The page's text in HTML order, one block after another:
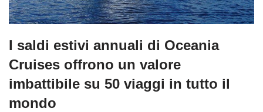
I saldi estivi annuali di Oceania
Cruises offrono un valore
imbattibile su 50 viaggi in tutto il
mondo